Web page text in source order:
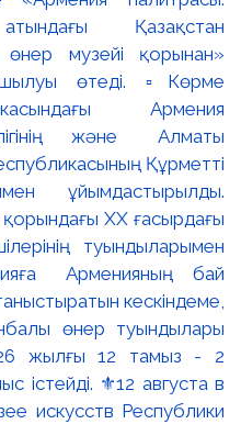
Қазақстан
өнер музейі қорынан»
ашылуы өтеді. ▫️Көрме
Армения
және Алматы
Құрметті
ұйымдастырылды.
ХХ ғасырдағы
туындыларымен
Арменияның бай
кескіндеме,
өнер туындылары
жылғы 12 тамыз - 2
істейді. ⚜️12 августа в
искусств Республики